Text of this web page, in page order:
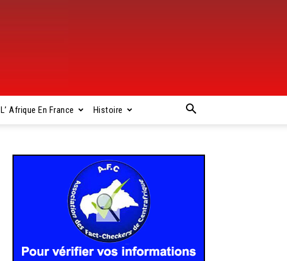
L’ Afrique En France Histoire